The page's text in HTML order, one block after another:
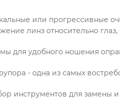
или прогрессивные
линз относительно
для удобного ношения
- одна из самых
инструментов для замены